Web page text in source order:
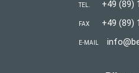
TEL. +49 (89)
FAX +49 (89)
E-MAIL